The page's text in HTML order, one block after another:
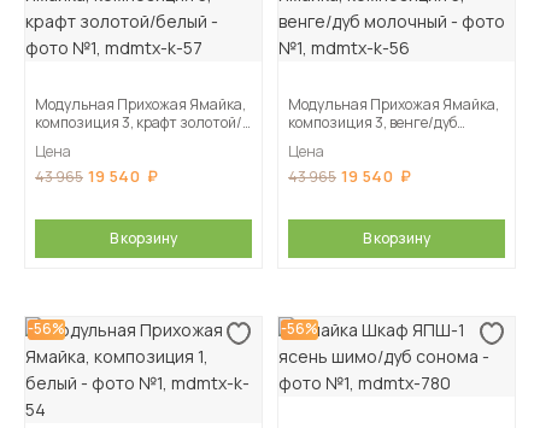
Модульная Прихожая Ямайка,
композиция 3, крафт золотой/
Цена
43 965 19 540
В корзину
Модульная Прихожая Ямайка,
композиция 3, венге/дуб
Цена
43 965 19 540
В корзину
-56% -56%